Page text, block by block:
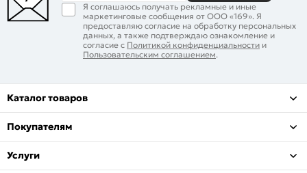
Я соглашаюсь получать рекламные и иные
маркетинговые сообщения от ООО «169». Я
предоставляю согласие на обработку персональных
данных, а также подтверждаю ознакомление и
согласие с Политикой конфиденциальности и
Пользовательским соглашением.
Каталог товаров
Покупателям
Услуги